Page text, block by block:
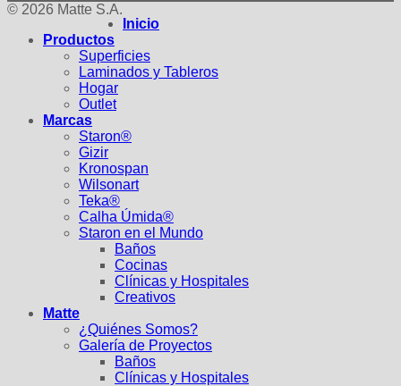
© 2026 Matte S.A.
Inicio
Productos
Superficies
Laminados y Tableros
Hogar
Outlet
Marcas
Staron®
Gizir
Kronospan
Wilsonart
Teka®
Calha Úmida®
Staron en el Mundo
Baños
Cocinas
Clínicas y Hospitales
Creativos
Matte
¿Quiénes Somos?
Galería de Proyectos
Baños
Clínicas y Hospitales